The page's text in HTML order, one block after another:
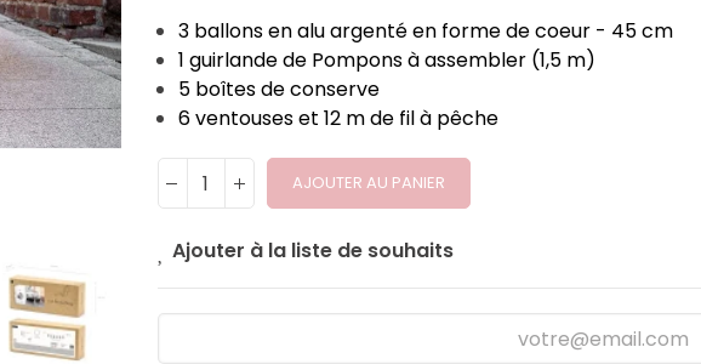
3 ballons en alu argenté en forme de coeur - 45 cm
1 guirlande de Pompons à assembler (1,5 m)
5 boîtes de conserve
6 ventouses et 12 m de fil à pêche
AJOUTER AU PANIER
Ajouter à la liste de souhaits